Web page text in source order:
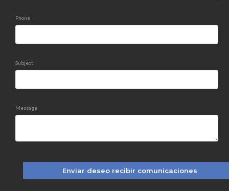
Phone
Subject
Message